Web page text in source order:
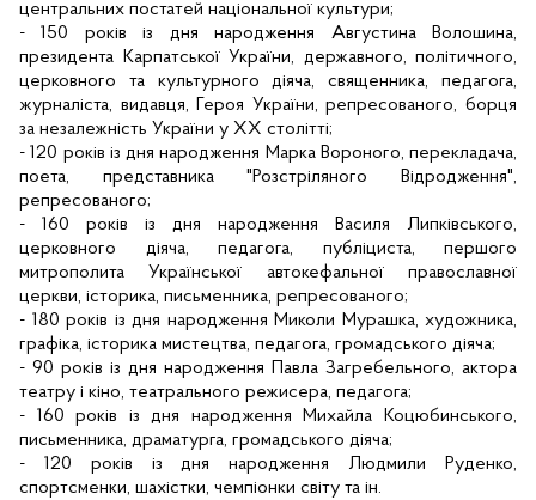
центральних постатей національної культури;
- 150 років із дня народження Августина Волошина,
президента Карпатської України, державного, політичного,
церковного та культурного діяча, священника, педагога,
журналіста, видавця, Героя України, репресованого, борця
за незалежність України у XX столітті;
- 120 років із дня народження Марка Вороного, перекладача,
поета, представника "Розстріляного Відродження",
репресованого;
- 160 років із дня народження Василя Липківського,
церковного діяча, педагога, публіциста, першого
митрополита Української автокефальної православної
церкви, історика, письменника, репресованого;
- 180 років із дня народження Миколи Мурашка, художника,
графіка, історика мистецтва, педагога, громадського діяча;
- 90 років із дня народження Павла Загребельного, актора
театру і кіно, театрального режисера, педагога;
- 160 років із дня народження Михайла Коцюбинського,
письменника, драматурга, громадського діяча;
- 120 років із дня народження Людмили Руденко,
спортсменки, шахістки, чемпіонки світу та ін.